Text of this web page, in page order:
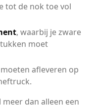
tot de nok toe vol
, waarbij je zware
moet
afleveren op
dan alleen een